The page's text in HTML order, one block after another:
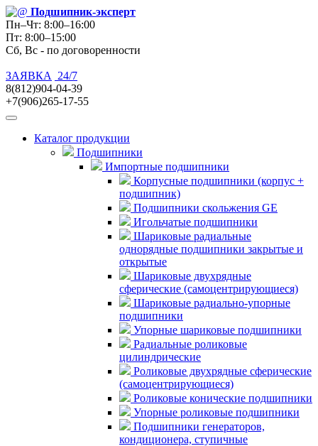
Подшипник-эксперт
Пн–Чт: 8:00–16:00
Пт: 8:00–15:00
Сб, Вс - по договоренности
ЗАЯВКА
24/7
8(812)904-04-39
+7(906)265-17-55
Каталог продукции
Подшипники
Импортные подшипники
Корпусные подшипники (корпус +
подшипник)
Подшипники скольжения GE
Игольчатые подшипники
Шариковые радиальные
однорядные подшипники закрытые и
открытые
Шариковые двухрядные
сферические (самоцентрирующиеся)
Шариковые радиально-упорные
подшипники
Упорные шариковые подшипники
Радиальные роликовые
цилиндрические
Роликовые двухрядные сферические
(самоцентрирующиеся)
Роликовые конические подшипники
Упорные роликовые подшипники
Подшипники генераторов,
кондиционера, ступичные